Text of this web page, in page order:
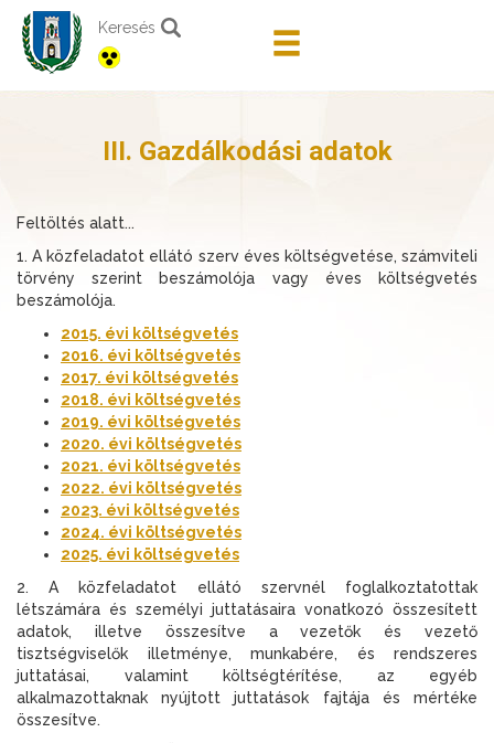
Keresés
III. Gazdálkodási adatok
Feltöltés alatt...
1. A közfeladatot ellátó szerv éves költségvetése, számviteli
törvény szerint beszámolója vagy éves költségvetés
beszámolója.
2015. évi költségvetés
2016. évi költségvetés
2017. évi költségvetés
2018. évi költségvetés
2019. évi költségvetés
2020. évi költségvetés
2021. évi költségvetés
2022. évi költségvetés
2023. évi költségvetés
2024. évi költségvetés
2025. évi költségvetés
2. A közfeladatot ellátó szervnél foglalkoztatottak
létszámára és személyi juttatásaira vonatkozó összesített
adatok, illetve összesítve a vezetők és vezető
tisztségviselők illetménye, munkabére, és rendszeres
juttatásai, valamint költségtérítése, az egyéb
alkalmazottaknak nyújtott juttatások fajtája és mértéke
összesítve.